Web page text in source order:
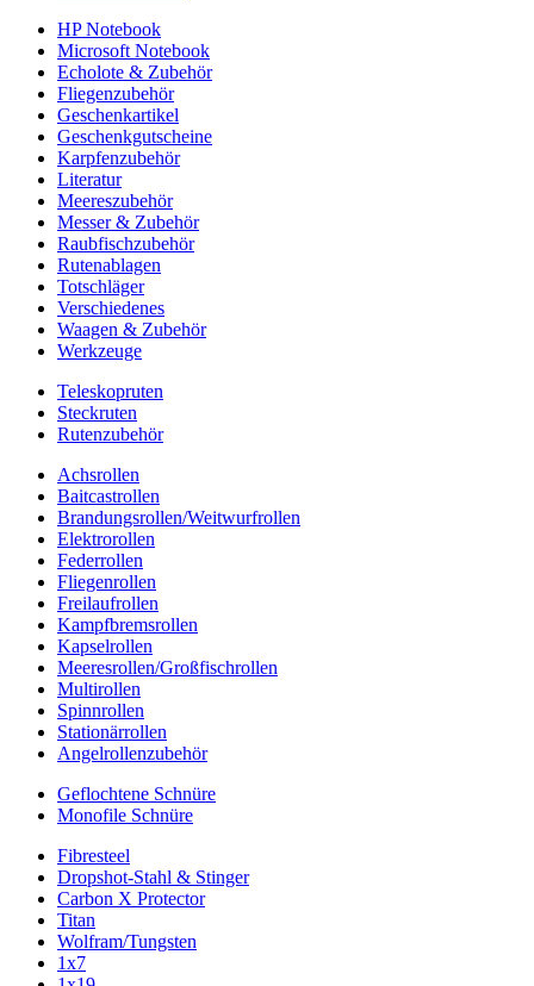
HP Notebook
Microsoft Notebook
Echolote & Zubehör
Fliegenzubehör
Geschenkartikel
Geschenkgutscheine
Karpfenzubehör
Literatur
Meereszubehör
Messer & Zubehör
Raubfischzubehör
Rutenablagen
Totschläger
Verschiedenes
Waagen & Zubehör
Werkzeuge
Teleskopruten
Steckruten
Rutenzubehör
Achsrollen
Baitcastrollen
Brandungsrollen/Weitwurfrollen
Elektrorollen
Federrollen
Fliegenrollen
Freilaufrollen
Kampfbremsrollen
Kapselrollen
Meeresrollen/Großfischrollen
Multirollen
Spinnrollen
Stationärrollen
Angelrollenzubehör
Geflochtene Schnüre
Monofile Schnüre
Fibresteel
Dropshot-Stahl & Stinger
Carbon X Protector
Titan
Wolfram/Tungsten
1x7